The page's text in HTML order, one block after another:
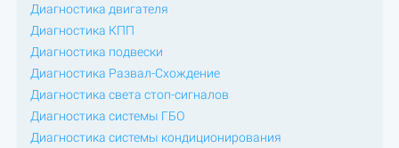
Диагностика двигателя
Диагностика КПП
Диагностика подвески
Диагностика Развал-Схождение
Диагностика света стоп-сигналов
Диагностика системы ГБО
Диагностика системы кондиционирования